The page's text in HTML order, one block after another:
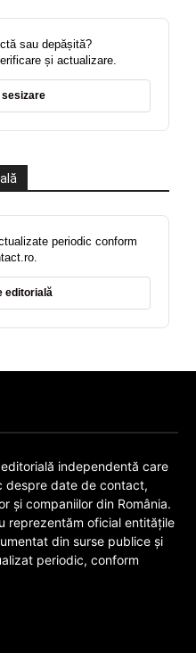
sau depășită?
și actualizare.
periodic conform
editorială
independentă care
despre date de contact,
și companiilor din România.
reprezentăm oficial entitățile
din surse publice și
periodic, conform